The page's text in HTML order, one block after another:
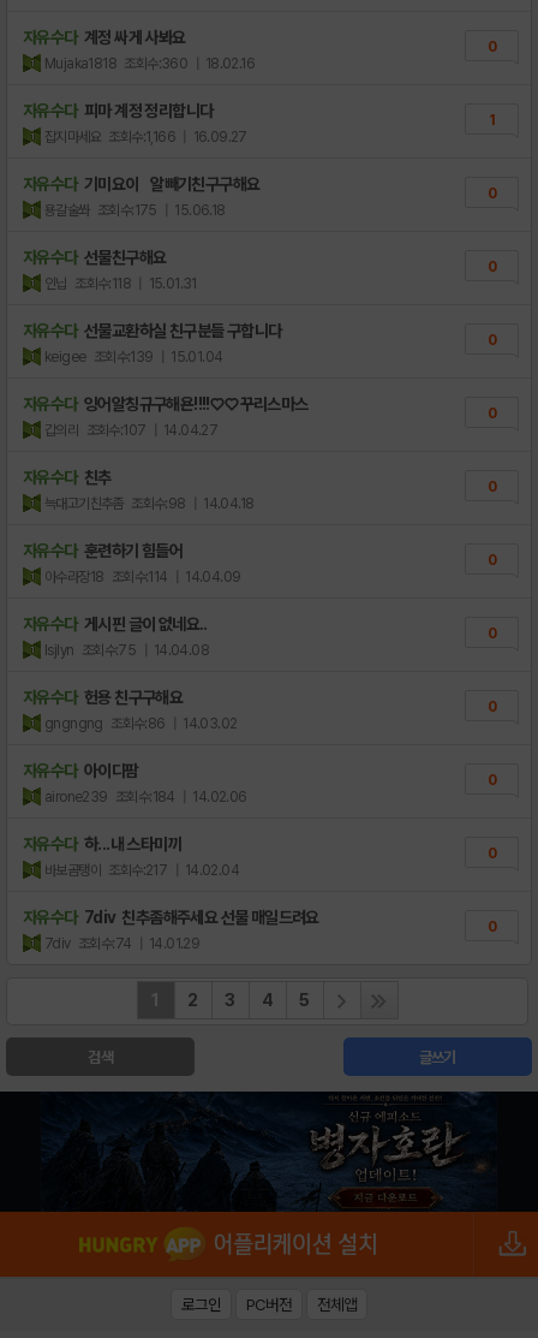
자유수다 계정 싸게 사봐요
Mujaka1818 조회수:360 | 18.02.16
0
자유수다 피마 계정 정리합니다
잡지마세요 조회수:1,166 | 16.09.27
1
자유수다 기미요이 알빼기친구구해요
용갈술쏴 조회수:175 | 15.06.18
0
자유수다 선물친구해요
인닙 조회수:118 | 15.01.31
0
자유수다 선물교환하실 친구분들 구합니다
keigee 조회수:139 | 15.01.04
0
자유수다 잉어알칭규구해욘!!!!♡♡꾸리스마스
갑의리 조회수:107 | 14.04.27
0
자유수다 친추
늑대고기친추좀 조회수:98 | 14.04.18
0
자유수다 훈련하기 힘들어
아수라장18 조회수:114 | 14.04.09
0
자유수다 게시핀 글이 없네요..
lsjlyn 조회수:75 | 14.04.08
0
자유수다 헌용 친구구해요
gngngng 조회수:86 | 14.03.02
0
자유수다 아이디팜
airone239 조회수:184 | 14.02.06
0
자유수다 하...내 스타미끼
바보곰탱이 조회수:217 | 14.02.04
0
자유수다 7div 친추좀해주세요 선물 매일드려요
7div 조회수:74 | 14.01.29
0
1 2 3 4 5
검색 글쓰기
로그인 PC버전 전체앱